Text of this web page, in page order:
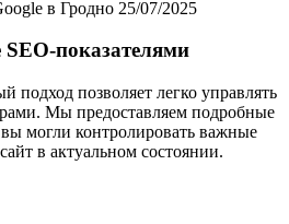
показателями
позволяет легко управлять
Мы предоставляем подробные
могли контролировать важные
в актуальном состоянии.